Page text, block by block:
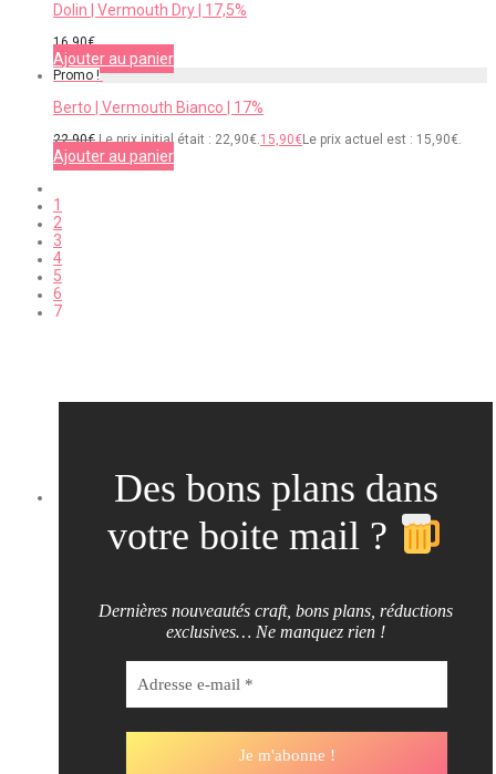
Dolin | Vermouth Dry | 17,5%
16,90€
Ajouter au panier
Promo !
Berto | Vermouth Bianco | 17%
22,90€ Le prix initial était : 22,90€.15,90€Le prix actuel est : 15,90€.
Ajouter au panier
1
2
3
4
5
6
7
Des bons plans dans
votre boite mail ?
Dernières nouveautés craft, bons plans, réductions
exclusives… Ne manquez rien !